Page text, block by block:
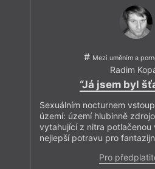
Mezi uměním a
Radim
“Já jsem byl
Sexuálním nocturnem
území: území hlubinně
vytahující z nitra potlačenou
nejlepší potravu pro
Pro